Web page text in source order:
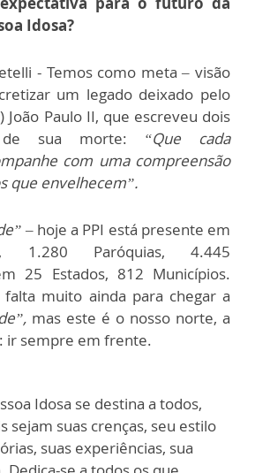
Idosa?
- Temos como meta – visão
um legado deixado pelo
João Paulo II, que escreveu dois
de sua morte: “Que cada
com uma compreensão
que envelhecem”.
– hoje a PPI está presente em
1.280 Paróquias, 4.445
25 Estados, 812 Municípios.
muito ainda para chegar a
mas este é o nosso norte, a
ir sempre em frente.
Idosa se destina a todos,
sejam suas crenças, seu estilo
suas experiências, sua